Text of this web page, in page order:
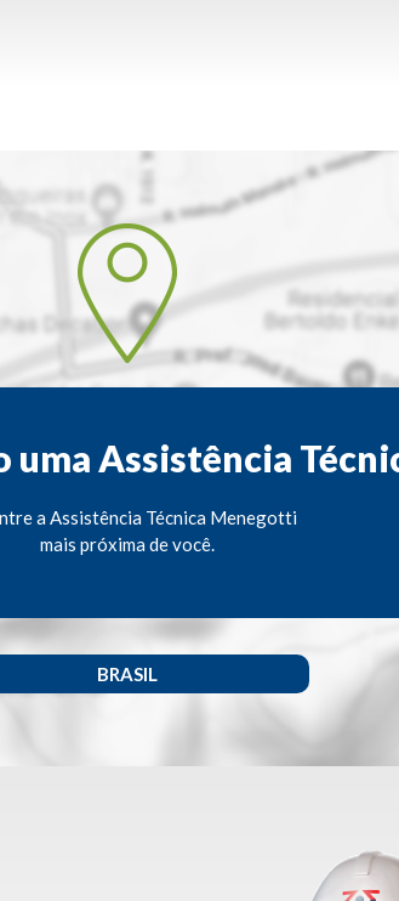
uma Assistência
a Assistência Técnica Menegotti
mais próxima de você.
BRASIL